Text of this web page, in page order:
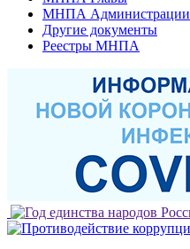
МНПА Администрации
Другие документы
Реестры МНПА